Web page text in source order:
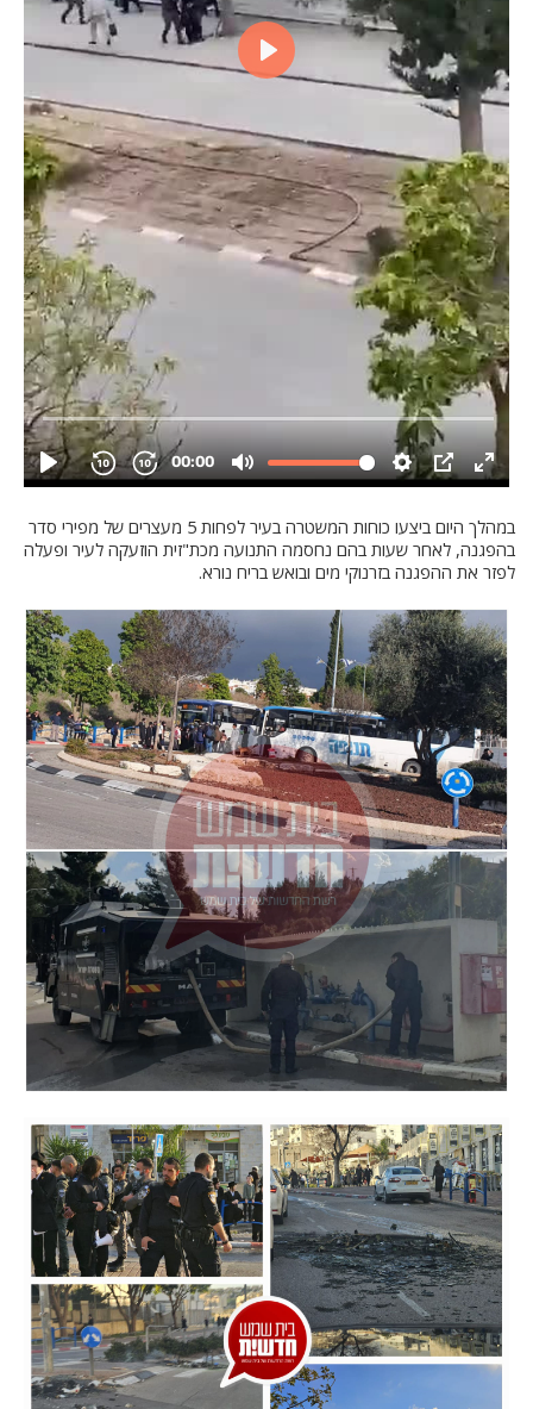
במהלך היום ביצעו כוחות המשטרה בעיר לפחות 5 מעצרים של מפירי סדר
בהפגנה, לאחר שעות בהם נחסמה התנועה מכת"זית הוזעקה לעיר ופעלה
לפזר את ההפגנה בזרנוקי מים ובואש בריח נורא.